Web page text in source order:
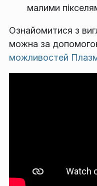
малими
Ознайомитися з
можна за
можливостей